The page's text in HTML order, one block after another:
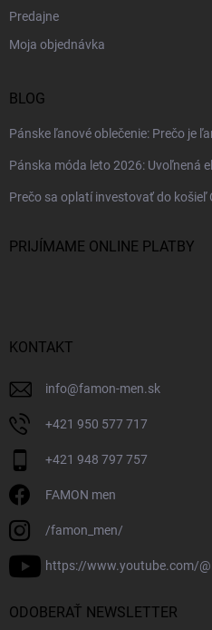
Predajne
Moja objednávka
BLOG
Pánske ľanové oblečenie: Prečo je
Pánska móda leto 2026: Uvoľnená
Prečo sa oplatí investovať do košieľ
PRIJÍMAME ONLINE PLATBY
KONTAKT
info@famon-men.sk
+421 950 577 717
+421 948 797 757
FAMON men
/famon_men/
https://www.youtube.com/
ODOBERAŤ NEWSLETTER